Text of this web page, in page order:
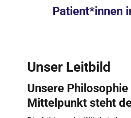
Patient*innen
Unser Leitbild
Unsere
Mittelpunkt steht